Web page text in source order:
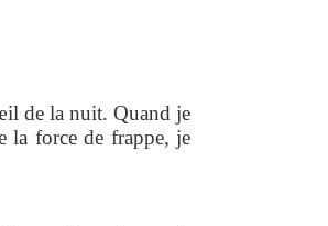
de la nuit. Quand je
la force de frappe, je